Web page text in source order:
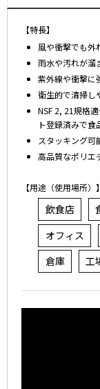
【特長】
風や衝撃でも外
雨水や汚れが溜
紫外線や衝撃に
衛生的で清掃し
NSF 2, 21規格
ト登録済みで食
スタッキング可
高品質なポリエ
【用途（使用場所）】
飲食店
オフィス
倉庫
工